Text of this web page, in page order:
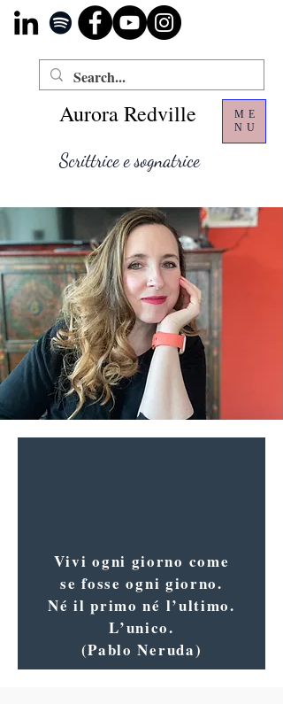
ME
NU
Scrittrice e sognatrice
Aurora Redville
Vivi ogni giorno come
se fosse ogni giorno.
Né il primo né l’ultimo.
L’unico.
(Pablo Neruda)